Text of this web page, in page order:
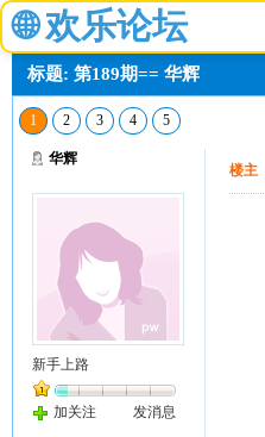
🌐 欢乐论坛
标题: 第189期== 华辉
1 2 3 4 5
华辉
新手上路
加关注 发消息
楼主